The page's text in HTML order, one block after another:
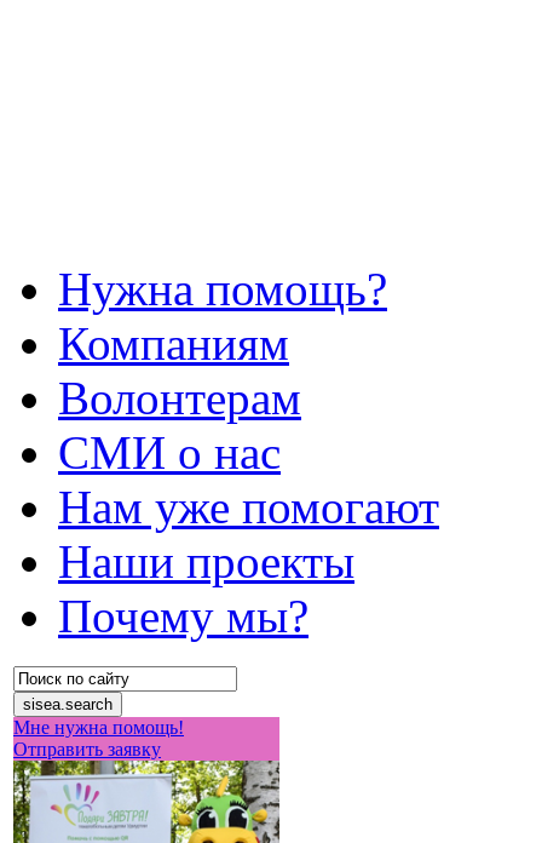
Нужна помощь?
Компаниям
Волонтерам
СМИ о нас
Нам уже помогают
Наши проекты
Почему мы?
Мне нужна помощь!
Отправить заявку